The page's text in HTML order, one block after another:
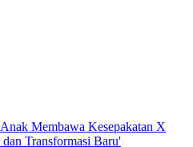
Anak Membawa Kesepakatan X
dan Transformasi Baru'